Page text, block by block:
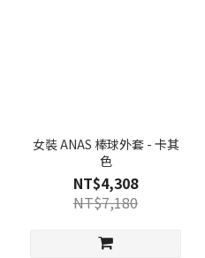
女裝 ANAS 棒球外套 - 卡其
色
NT$4,308
NT$7,180